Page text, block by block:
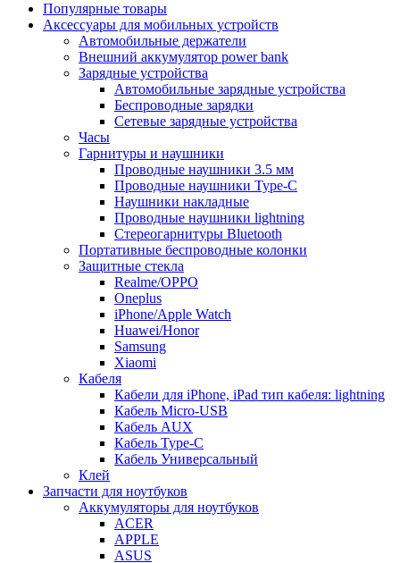
Популярные товары
Аксессуары для мобильных устройств
Автомобильные держатели
Внешний аккумулятор power bank
Зарядные устройства
Автомобильные зарядные устройства
Беспроводные зарядки
Сетевые зарядные устройства
Часы
Гарнитуры и наушники
Проводные наушники 3.5 мм
Проводные наушники Type-C
Наушники накладные
Проводные наушники lightning
Стереогарнитуры Bluetooth
Портативные беспроводные колонки
Защитные стекла
Realme/OPPO
Oneplus
iPhone/Apple Watch
Huawei/Honor
Samsung
Xiaomi
Кабеля
Кабели для iPhone, iPad тип кабеля: lightning
Кабель Micro-USB
Кабель AUX
Кабель Type-C
Кабель Универсальный
Клей
Запчасти для ноутбуков
Аккумуляторы для ноутбуков
ACER
APPLE
ASUS